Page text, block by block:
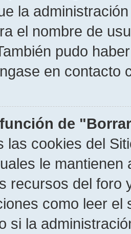
la
el nombre de
pudo
en contacto
de
las cookies del
le
recursos del foro
como leer el
si la